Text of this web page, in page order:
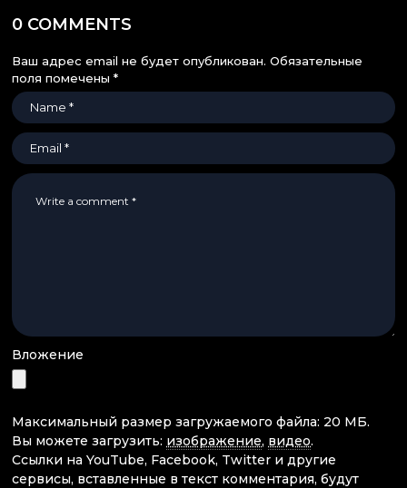
0 COMMENTS
Ваш адрес email не будет опубликован. Обязательные
поля помечены *
Вложение
Максимальный размер загружаемого файла: 20 МБ.
Вы можете загрузить: изображение, видео.
Ссылки на YouTube, Facebook, Twitter и другие
сервисы, вставленные в текст комментария, будут